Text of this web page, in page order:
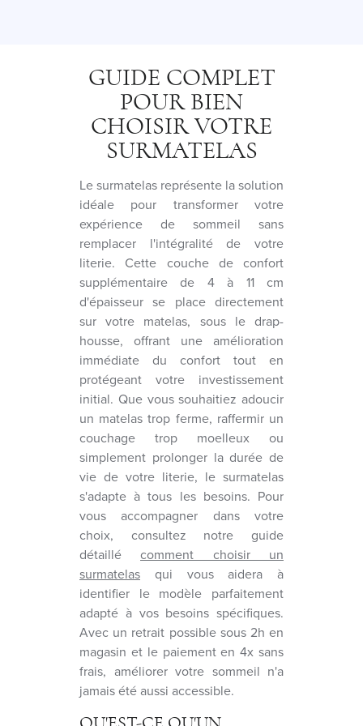
GUIDE COMPLET
POUR BIEN
CHOISIR VOTRE
SURMATELAS
Le surmatelas représente la solution
idéale pour transformer votre
expérience de sommeil sans
remplacer l'intégralité de votre
literie. Cette couche de confort
supplémentaire de 4 à 11 cm
d'épaisseur se place directement
sur votre matelas, sous le drap-
housse, offrant une amélioration
immédiate du confort tout en
protégeant votre investissement
initial. Que vous souhaitiez adoucir
un matelas trop ferme, raffermir un
couchage trop moelleux ou
simplement prolonger la durée de
vie de votre literie, le surmatelas
s'adapte à tous les besoins. Pour
vous accompagner dans votre
choix, consultez notre guide
détaillé comment choisir un
surmatelas qui vous aidera à
identifier le modèle parfaitement
adapté à vos besoins spécifiques.
Avec un retrait possible sous 2h en
magasin et le paiement en 4x sans
frais, améliorer votre sommeil n'a
jamais été aussi accessible.